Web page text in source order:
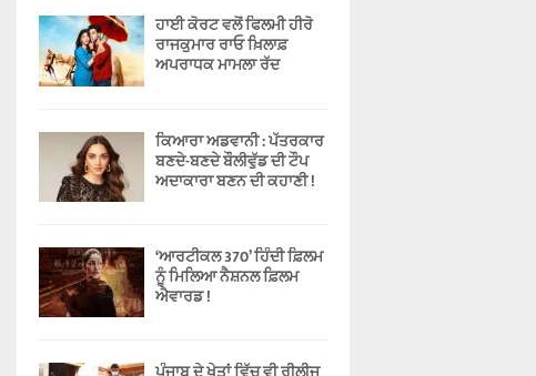
ਹਾਈ ਕੋਰਟ ਵਲੋਂ ਫਿਲਮੀ ਹੀਰੋ
ਰਾਜਕੁਮਾਰ ਰਾਓ ਖ਼ਿਲਾਫ਼
ਅਪਰਾਧਕ ਮਾਮਲਾ ਰੱਦ
ਕਿਆਰਾ ਅਡਵਾਨੀ : ਪੱਤਰਕਾਰ
ਬਣਦੇ-ਬਣਦੇ ਬੌਲੀਵੁੱਡ ਦੀ ਟੌਪ
ਅਦਾਕਾਰਾ ਬਣਨ ਦੀ ਕਹਾਣੀ !
‘ਆਰਟੀਕਲ 370’ ਹਿੰਦੀ ਫ਼ਿਲਮ
ਨੂੰ ਮਿਲਿਆ ਨੈਸ਼ਨਲ ਫ਼ਿਲਮ
ਐਵਾਰਡ !